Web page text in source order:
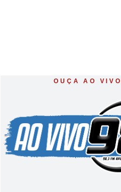
OUÇA AO VIVO